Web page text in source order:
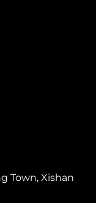
Town, Xishan